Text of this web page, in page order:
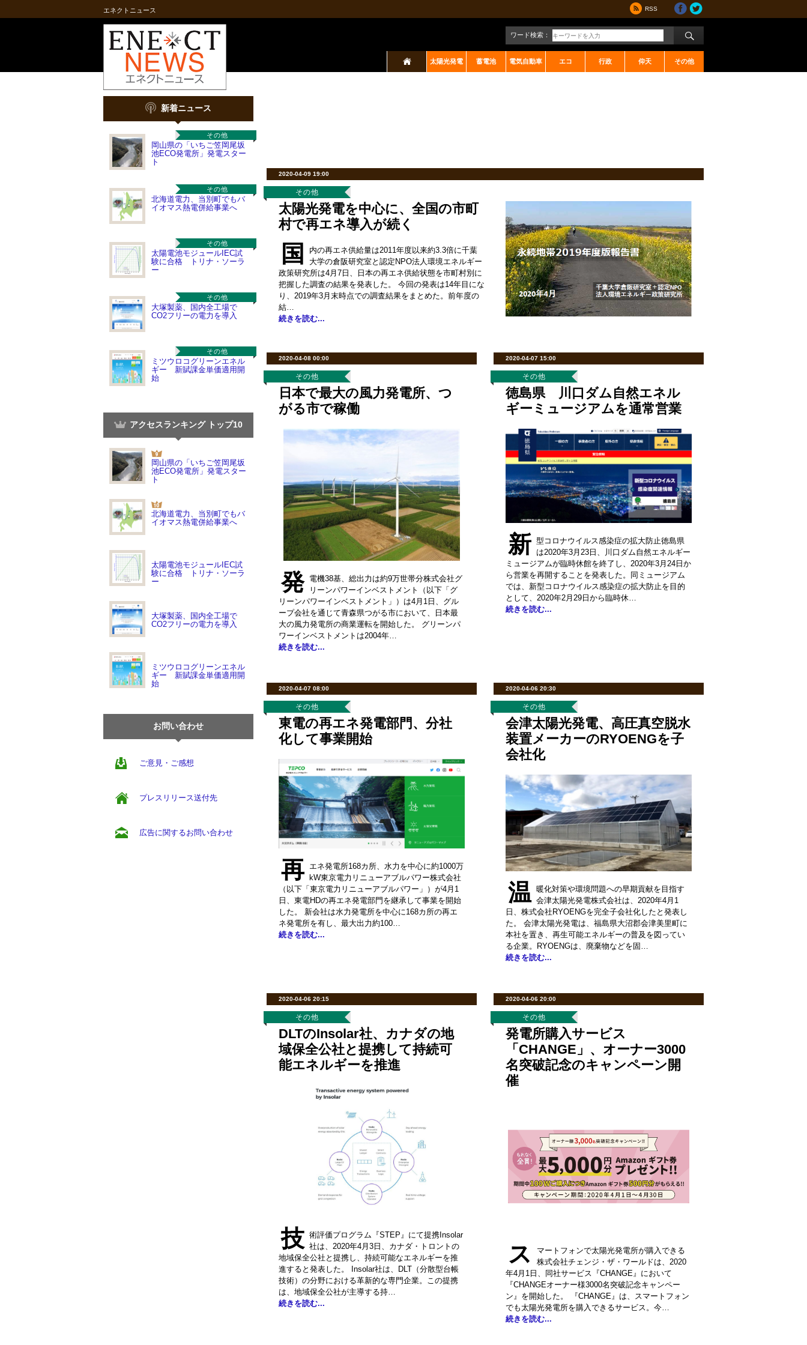
エネクトニュース RSS
ワード検索：
太陽光発電 蓄電池 電気自動車 エコ 行政 仰天 その他
新着ニュース
その他
岡山県の「いちご笠岡尾坂
池ECO発電所」発電スター
ト
その他
北海道電力、当別町でもバ
イオマス熱電併給事業へ
その他
太陽電池モジュールIEC試
験に合格 トリナ・ソーラ
ー
その他
大塚製薬、国内全工場で
CO2フリーの電力を導入
その他
ミツウロコグリーンエネル
ギー 新賦課金単価適用開
始
アクセスランキング トップ10
岡山県の「いちご笠岡尾坂
池ECO発電所」発電スター
ト
北海道電力、当別町でもバ
イオマス熱電併給事業へ
太陽電池モジュールIEC試
験に合格 トリナ・ソーラ
ー
大塚製薬、国内全工場で
CO2フリーの電力を導入
ミツウロコグリーンエネル
ギー 新賦課金単価適用開
始
お問い合わせ
ご意見・ご感想
プレスリリース送付先
広告に関するお問い合わせ
2020-04-09 19:00
その他
太陽光発電を中心に、全国の市町
村で再エネ導入が続く
国
内の再エネ供給量は2011年度以来約3.3倍に千葉
大学の倉阪研究室と認定NPO法人環境エネルギー
政策研究所は4月7日、日本の再エネ供給状態を市町村別に
把握した調査の結果を発表した。 今回の発表は14年目にな
り、2019年3月末時点での調査結果をまとめた。前年度の
結…
続きを読む...
2020-04-08 00:00
その他
日本で最大の風力発電所、つ
がる市で稼働
発
電機38基、総出力は約9万世帯分株式会社グ
リーンパワーインベストメント（以下「グ
リーンパワーインベストメント」）は4月1日、グル
ープ会社を通じて青森県つがる市において、日本最
大の風力発電所の商業運転を開始した。 グリーンパ
ワーインベストメントは2004年…
続きを読む...
2020-04-07 15:00
その他
徳島県 川口ダム自然エネル
ギーミュージアムを通常営業
新 型コロナウイルス感染症の拡大防止徳島県
は2020年3月23日、川口ダム自然エネルギー
ミュージアムが臨時休館を終了し、2020年3月24日か
ら営業を再開することを発表した。同ミュージアム
では、新型コロナウイルス感染症の拡大防止を目的
として、2020年2月29日から臨時休…
続きを読む...
2020-04-07 08:00
その他
東電の再エネ発電部門、分社
化して事業開始
再
エネ発電所168カ所、水力を中心に約1000万
kW東京電力リニューアブルパワー株式会社
（以下「東京電力リニューアブルパワー」）が4月1
日、東電HDの再エネ発電部門を継承して事業を開始
した。 新会社は水力発電所を中心に168カ所の再エ
ネ発電所を有し、最大出力約100…
続きを読む...
2020-04-06 20:30
その他
会津太陽光発電、高圧真空脱水
装置メーカーのRYOENGを子
会社化
温
暖化対策や環境問題への早期貢献を目指す
会津太陽光発電株式会社は、2020年4月1
日、株式会社RYOENGを完全子会社化したと発表し
た。 会津太陽光発電は、福島県大沼郡会津美里町に
本社を置き、再生可能エネルギーの普及を図ってい
る企業。RYOENGは、廃棄物などを固…
続きを読む...
2020-04-06 20:15
その他
DLTのInsolar社、カナダの地
域保全公社と提携して持続可
能エネルギーを推進
技 術評価プログラム『STEP』にて提携Insolar
社は、2020年4月3日、カナダ・トロントの
地域保全公社と提携し、持続可能なエネルギーを推
進すると発表した。 Insolar社は、DLT（分散型台帳
技術）の分野における革新的な専門企業。この提携
は、地域保全公社が主導する持…
続きを読む...
2020-04-06 20:00
その他
発電所購入サービス
「CHANGE」、オーナー3000
名突破記念のキャンペーン開
催
ス
マートフォンで太陽光発電所が購入できる
株式会社チェンジ・ザ・ワールドは、2020
年4月1日、同社サービス『CHANGE』において
『CHANGEオーナー様3000名突破記念キャンペー
ン』を開始した。 『CHANGE』は、スマートフォン
でも太陽光発電所を購入できるサービス。今…
続きを読む...